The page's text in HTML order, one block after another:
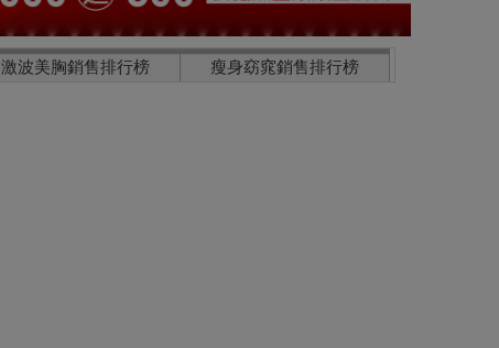
激波美胸銷售排行榜 瘦身窈窕銷售排行榜